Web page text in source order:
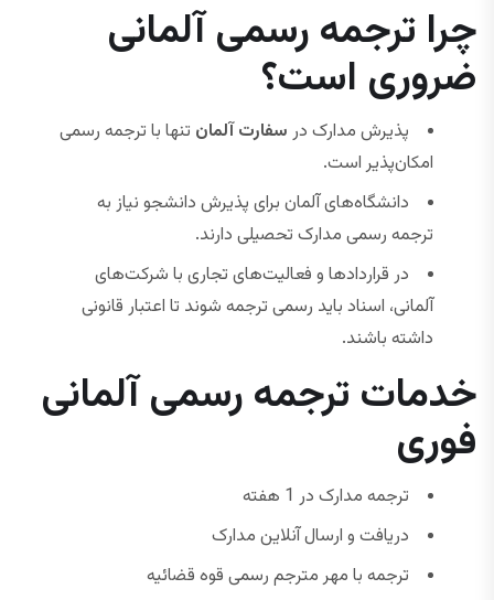
چرا ترجمه رسمی آلمانی
ضروری است؟
پذیرش مدارک در سفارت آلمان تنها با ترجمه رسمی
امکان‌پذیر است.
دانشگاه‌های آلمان برای پذیرش دانشجو نیاز به
ترجمه رسمی مدارک تحصیلی دارند.
در قراردادها و فعالیت‌های تجاری با شرکت‌های
آلمانی، اسناد باید رسمی ترجمه شوند تا اعتبار قانونی
داشته باشند.
خدمات ترجمه رسمی آلمانی
فوری
ترجمه مدارک در 1 هفته
دریافت و ارسال آنلاین مدارک
ترجمه با مهر مترجم رسمی قوه قضائیه